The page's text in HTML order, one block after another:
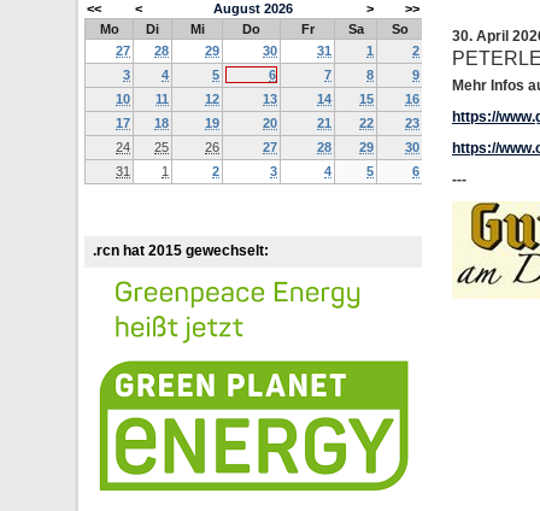
<< < August 2026 >
>>
Mo
Di Mi Do Fr Sa
So
27
28 29 30 31 1
2
3
4 5 6 7 8
9
10
11 12 13 14 15
16
17
18 19 20 21 22
23
24
25 26 27 28 29
30
31
1 2 3 4 5 6
.rcn hat 2015 gewechselt:
30. April
Mehr Infos
https://
https://
---